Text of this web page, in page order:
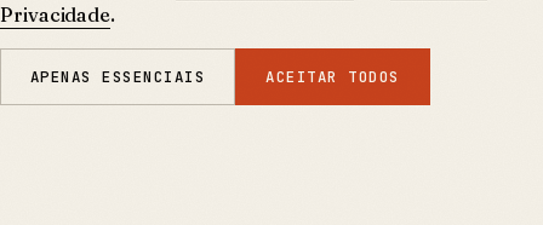
Privacidade.
APENAS ESSENCIAIS ACEITAR TODOS